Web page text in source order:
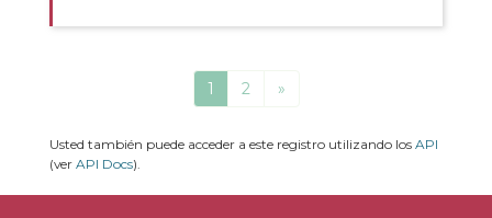
1 2 »
Usted también puede acceder a este registro utilizando los API
(ver API Docs).